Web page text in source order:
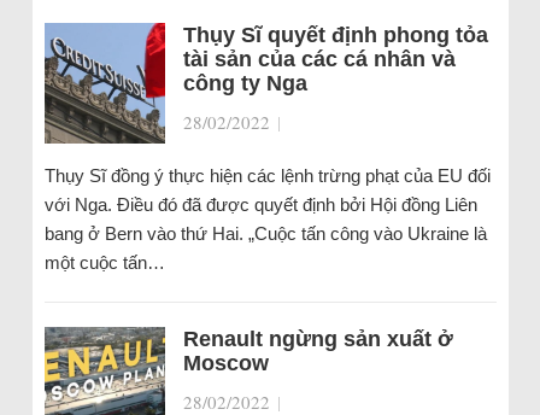
Thụy Sĩ quyết định phong tỏa
tài sản của các cá nhân và
công ty Nga
28/02/2022 |
Thụy Sĩ đồng ý thực hiện các lệnh trừng phạt của EU đối
với Nga. Điều đó đã được quyết định bởi Hội đồng Liên
bang ở Bern vào thứ Hai. „Cuộc tấn công vào Ukraine là
một cuộc tấn…
Renault ngừng sản xuất ở
Moscow
28/02/2022 |